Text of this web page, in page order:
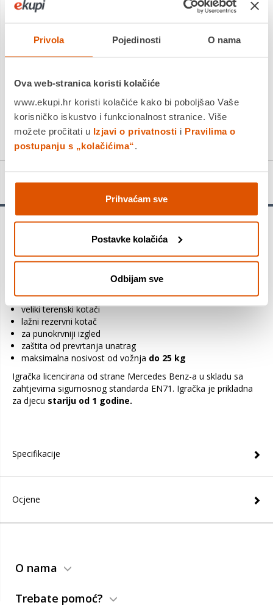
Privola Pojedinosti O nama
Ova web-stranica koristi kolačiće
www.ekupi.hr koristi kolačiće kako bi poboljšao Vaše
korisničko iskustvo i funkcionalnost stranice. Više
možete pročitati u Izjavi o privatnosti i Pravilima o
postupanju s „kolačićima“.
Prihvaćam sve
Postavke kolačića
Odbijam sve
DJEČJI MERCEDES BENZ G350d Najvažnije značajke
Platite gotovinom pri preuzimanju, Internet bankarstvom, karticama
jednokratno i na rate
PROIZVOD JE NEDOSTUPAN
KUPITE ODMAH
Detalji proizvoda
DJEČJI MERCEDES BENZ G350d
Najvažnije značajke proizvoda:
veliko sjedalo s naslonom
veliki pretinac ispod sjedala
veliki terenski kotači
lažni rezervni kotač
za punokrvniji izgled
zaštita od prevrtanja unatrag
maksimalna nosivost od vožnja do 25 kg
Igračka licencirana od strane Mercedes Benz-a u skladu sa
zahtjevima sigurnosnog standarda EN71. Igračka je prikladna
za djecu stariju od 1 godine.
Specifikacije
Ocjene
O nama
Trebate pomoć?